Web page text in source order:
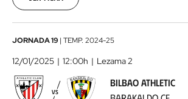
Bilbao
Athletic
-
Barakaldo
JORNADA 19 | TEMP. 2024-25
12/01/2025 12:00h Lezama 2
VS
BILBAO ATHLETIC